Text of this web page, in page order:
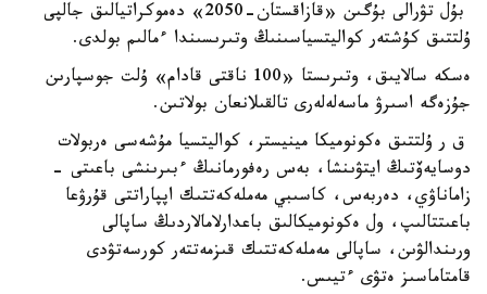
بۇل تۋرالى بۇگىن «قازاقستان-2050» دەموكراتيالىق جالپى
ۇلتتىق كۇشتەر كواليتسياسىنىڭ وتىرىسىندا ءمالىم بولدى.
ەسكە سالايىق، وتىرىستا «100 ناقتى قادام» ۇلت جوسپارىن
جۇزەگە اسىرۋ ماسەلەلەرى تالقىلانعان بولاتىن.
ق ر ۇلتتىق ەكونوميكا مينيستر، كواليتسيا مۇشەسى ەربولات
دوسايەۆتىڭ ايتۋىنشا، بەس رەفورمانىڭ ءبىرىنشى باعىتى -
زاماناۋي، دەربەس، كاسىبي مەملەكەتتىك اپپاراتتى قۇرۋعا
باعىتتالىپ، ول ەكونوميكالىق باعدارلامالاردىڭ ساپالى
ورىندالۋىن، ساپالى مەملەكەتتىك قىزمەتتەر كورسەتۋدى
قامتاماسىز ەتۋى ءتيىس.